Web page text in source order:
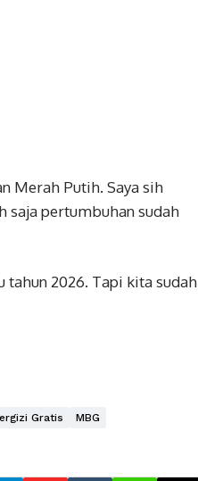
Merah Putih. Saya sih
saja pertumbuhan sudah
2026. Tapi kita sudah
Gratis
MBG